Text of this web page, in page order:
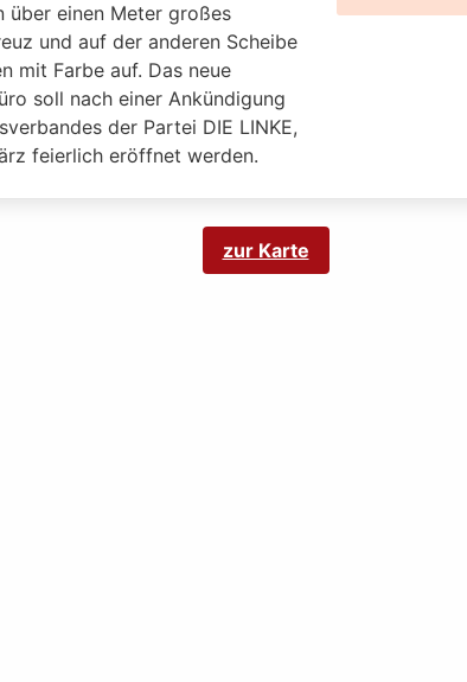
über einen Meter großes
und auf der anderen Scheibe
mit Farbe auf. Das neue
soll nach einer Ankündigung
der Partei DIE LINKE,
feierlich eröffnet werden.
zur Karte